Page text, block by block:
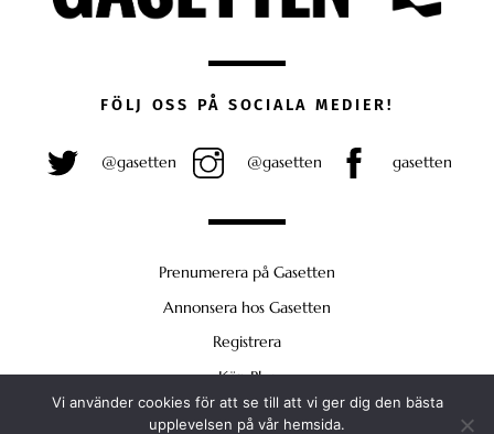
FÖLJ OSS PÅ SOCIALA MEDIER!
@gasetten @gasetten gasetten
Prenumerera på Gasetten
Annonsera hos Gasetten
Registrera
Köp Plus
Vi använder cookies för att se till att vi ger dig den bästa
upplevelsen på vår hemsida.